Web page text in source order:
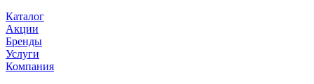
Каталог
Акции
Бренды
Услуги
Компания